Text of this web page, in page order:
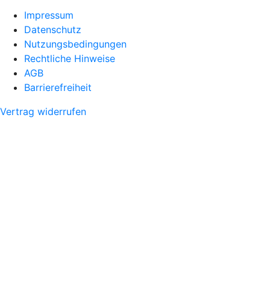
Impressum
Datenschutz
Nutzungsbedingungen
Rechtliche Hinweise
AGB
Barrierefreiheit
Vertrag widerrufen